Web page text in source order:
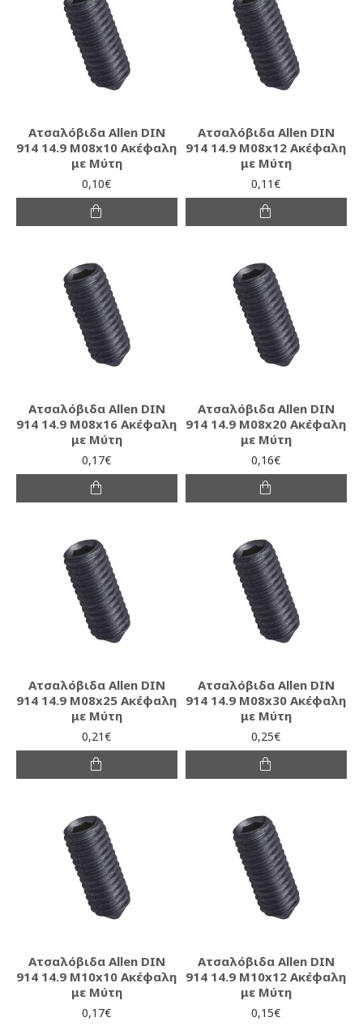
Ατσαλόβιδα Allen DIN
914 14.9 M08x10 Ακέφαλη
με Μύτη
0,10€
Ατσαλόβιδα Allen DIN
914 14.9 M08x12 Ακέφαλη
με Μύτη
0,11€
Ατσαλόβιδα Allen DIN
914 14.9 M08x16 Ακέφαλη
με Μύτη
0,17€
Ατσαλόβιδα Allen DIN
914 14.9 M08x20 Ακέφαλη
με Μύτη
0,16€
Ατσαλόβιδα Allen DIN
914 14.9 M08x25 Ακέφαλη
με Μύτη
0,21€
Ατσαλόβιδα Allen DIN
914 14.9 M08x30 Ακέφαλη
με Μύτη
0,25€
Ατσαλόβιδα Allen DIN
914 14.9 M10x10 Ακέφαλη
με Μύτη
0,17€
Ατσαλόβιδα Allen DIN
914 14.9 M10x12 Ακέφαλη
με Μύτη
0,15€